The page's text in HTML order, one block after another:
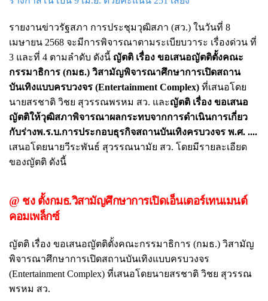
รายงานข่าวรัฐสภา การประชุมวุฒิสภา (สว.) ในวันที่ 8
เมษายน 2568 จะมีการพิจารณาตามระเบียบวาระ เรื่องด่วน ที่
3 และที่ 4 ตามลำดับ ดังนี้ ญัตติ เรื่อง ขอเสนอญัตติตั้งคณะ
กรรมาธิการ (กมธ.) วิสามัญพิจารณาศึกษาการเปิดสถาน
บันเทิงแบบครบวงจร (Entertainment Complex) ที่เสนอโดย
นายสรชาติ วิชย สุวรรณพรหม สว. และญัตติ เรื่อง ขอเสนอ
ญัตติให้วุฒิสภาพิจารณาผลกระทบจากการดำเนินการเกี่ยว
กับร่างพ.ร.บ.การประกอบธุรกิจสถานบันเทิงครบวงจร พ.ศ. ....
เสนอโดยนายวีระพันธ์ สุวรรณนามัย สว. โดยมีรายละเอียด
ของญัตติ ดังนี้
@ ชง ตั้งกมธ.วิสามัญศึกษาการเปิดเอ็นเตอร์เทนเมนต์
คอมเพล็กซ์
ญัตติ เรื่อง ขอเสนอญัตติตั้งคณะกรรมาธิการ (กมธ.) วิสามัญ
พิจารณาศึกษาการเปิดสถานบันเทิงแบบครบวงจร
(Entertainment Complex) ที่เสนอโดยนายสรชาติ วิชย สุวรรณ
พรหม สว.